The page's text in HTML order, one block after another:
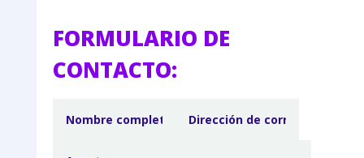
FORMULARIO DE
CONTACTO: